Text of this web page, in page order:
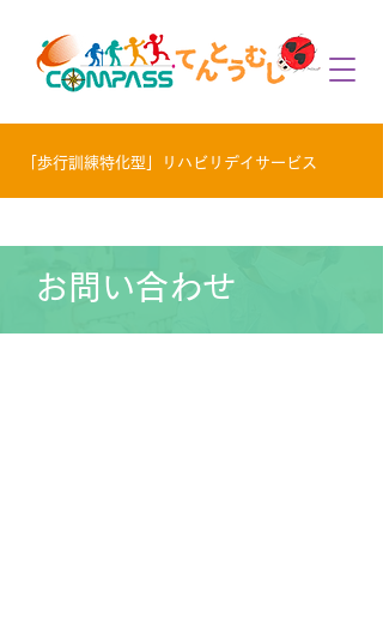
「歩行訓練特化型」リハビリデイサービス
お問い合わせ